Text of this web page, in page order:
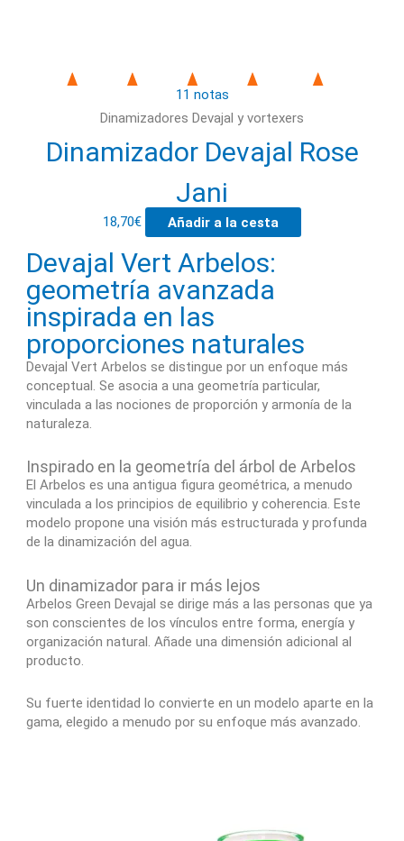
11 notas
Dinamizadores Devajal y vortexers
Dinamizador Devajal Rose
Jani
18,70€ Añadir a la cesta
Devajal Vert Arbelos:
geometría avanzada
inspirada en las
proporciones naturales
Devajal Vert Arbelos se distingue por un enfoque más
conceptual. Se asocia a una geometría particular,
vinculada a las nociones de proporción y armonía de la
naturaleza.
Inspirado en la geometría del árbol de Arbelos
El Arbelos es una antigua figura geométrica, a menudo
vinculada a los principios de equilibrio y coherencia. Este
modelo propone una visión más estructurada y profunda
de la dinamización del agua.
Un dinamizador para ir más lejos
Arbelos Green Devajal se dirige más a las personas que ya
son conscientes de los vínculos entre forma, energía y
organización natural. Añade una dimensión adicional al
producto.
Su fuerte identidad lo convierte en un modelo aparte en la
gama, elegido a menudo por su enfoque más avanzado.